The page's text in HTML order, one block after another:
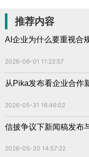
推荐内容
AI企业为什么要重视合
2026-06-01 11:22:57
从Pika发布看企业合作
2026-05-31 16:46:02
信披争议下新闻稿发布
2026-05-30 14:57:22